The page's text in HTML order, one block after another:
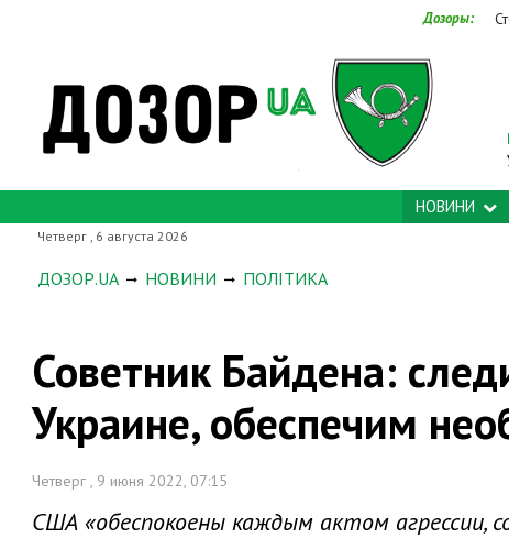
Дозоры:
НОВИНИ
Четверг , 6 августа 2026
ДОЗОР.UA НОВИНИ ПОЛІТИКА
Советник Байдена:
Украине, обеспечим
Четверг , 9 июня 2022, 07:15
США «обеспокоены каждым актом агрессии,